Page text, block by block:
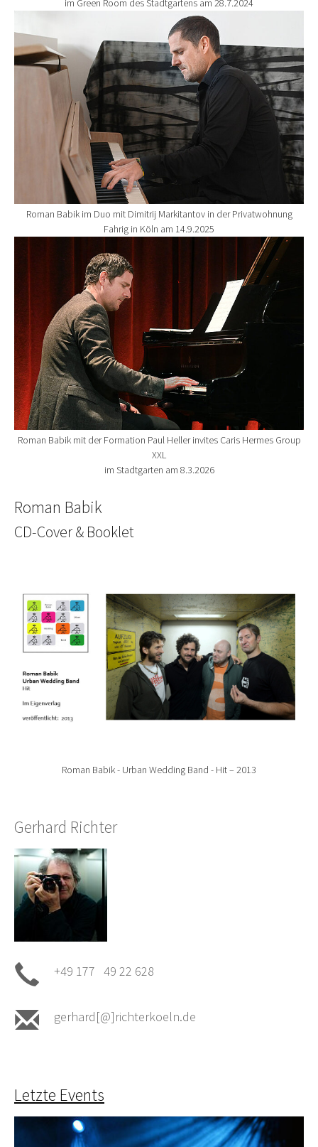
im Green Room des Stadtgartens am 28.7.2024
Roman Babik im Duo mit Dimitrij Markitantov in der Privatwohnung
Fahrig in Köln am 14.9.2025
Roman Babik mit der Formation Paul Heller invites Caris Hermes Group
XXL
im Stadtgarten am 8.3.2026
Roman Babik
CD-Cover & Booklet
Roman Babik - Urban Wedding Band - Hit – 2013
Gerhard Richter
+49 177 49 22 628
gerhard[@]richterkoeln.de
Letzte Events